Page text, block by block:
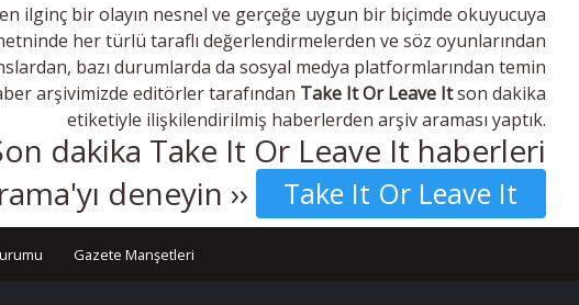
ilginç bir olayın nesnel ve gerçeğe uygun bir biçimde okuyucuya
her türlü taraflı değerlendirmelerden ve söz oyunlarından
bazı durumlarda da sosyal medya platformlarından temin
arşivimizde editörler tarafından Take It Or Leave Itson dakika
etiketiyle ilişkilendirilmiş haberlerden arşiv araması yaptık.
dakika Take It Or Leave It haberleri
deneyin ››
Take It Or Leave It
Gazete Manşetleri